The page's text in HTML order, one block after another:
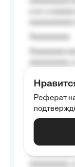
Aaaaaaaaa
aaaaaa a
Aaaaaa-
Aaaaaaaaaa
Реферат